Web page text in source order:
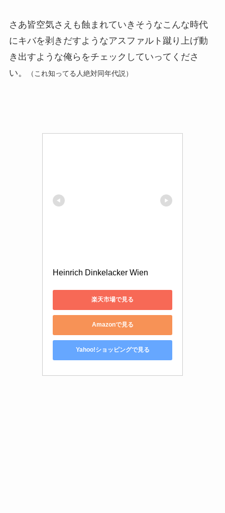
さあ皆空気さえも蝕まれていきそうなこんな時代
にキバを剥きだすようなアスファルト蹴り上げ動
き出すような俺らをチェックしていってくださ
い。
（これ知ってる人絶対同年代説）
Heinrich Dinkelacker Wien
楽天市場で見る
Amazonで見る
Yahoo!ショッピングで見る